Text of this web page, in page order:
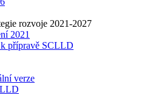
rozvoje 2021-2027
2021
přípravě SCLLD
verze